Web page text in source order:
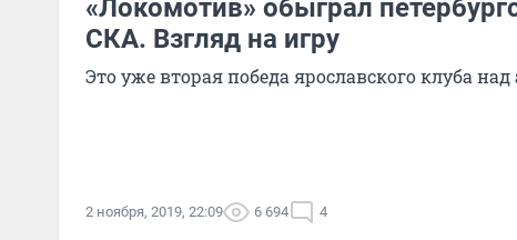
«Локомотив» обыграл
СКА. Взгляд на игру
Это уже вторая победа ярославского клуба
2 ноября, 2019, 22:09 6 694 4